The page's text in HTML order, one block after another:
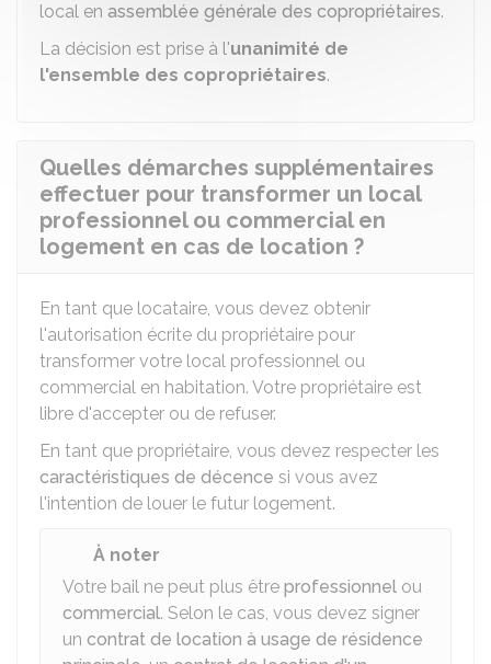
local en assemblée générale des copropriétaires.
La décision est prise à l'unanimité de
l'ensemble des copropriétaires.
Quelles démarches supplémentaires
effectuer pour transformer un local
professionnel ou commercial en
logement en cas de location ?
En tant que locataire, vous devez obtenir
l'autorisation écrite du propriétaire pour
transformer votre local professionnel ou
commercial en habitation. Votre propriétaire est
libre d'accepter ou de refuser.
En tant que propriétaire, vous devez respecter les
caractéristiques de décence si vous avez
l'intention de louer le futur logement.
À noter
Votre bail ne peut plus être professionnel ou
commercial. Selon le cas, vous devez signer
un contrat de location à usage de résidence